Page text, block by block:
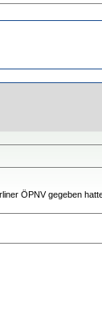
ÖPNV gegeben